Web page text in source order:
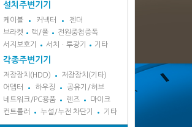
설치주변기기
케이블 커넥터
젠더
브라켓
랙/폴
전원중첩증폭
서지보호기
서치ㆍ투광기 기타
각종주변기기
저장장치(HDD)
저장장치(기타)
어뎁터
하우징
공유기/허브
네트워크/PC용품
렌즈
마이크
컨트롤러
누설/누전 차단기 기타